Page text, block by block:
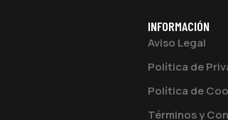
INFORMACIÓN
Aviso Legal
Política de
Política de
Términos y